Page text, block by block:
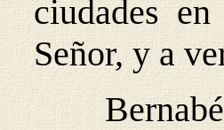
ciudades
Señor, y a